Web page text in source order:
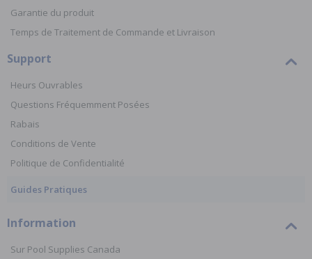
Garantie du produit
Temps de Traitement de Commande et Livraison
Support
Heurs Ouvrables
Questions Fréquemment Posées
Rabais
Conditions de Vente
Politique de Confidentialité
Guides Pratiques
Information
Sur Pool Supplies Canada